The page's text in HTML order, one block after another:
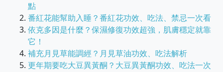
點
番紅花能幫助入睡？番紅花功效、吃法、禁忌一次看
依克多因是什麼？保濕修復功效超強，肌膚穩定就靠
它！
補充月見草能調經？月見草油功效、吃法解析
更年期要吃大豆異黃酮？大豆異黃酮功效、吃法一次